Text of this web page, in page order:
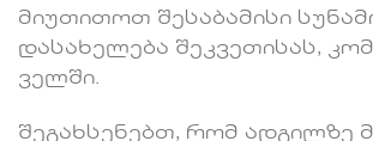
მიუთითოთ შესაბამისი
დასახელება შეკვეთისას,
ველში.
შეგახსენებთ, რომ ადგილზე